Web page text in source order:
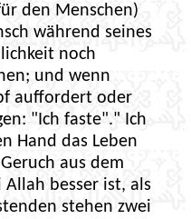
den Menschen)
während seines
noch
und wenn
auffordert oder
"Ich faste"." Ich
Hand das Leben
aus dem
besser ist, als
stehen zwei